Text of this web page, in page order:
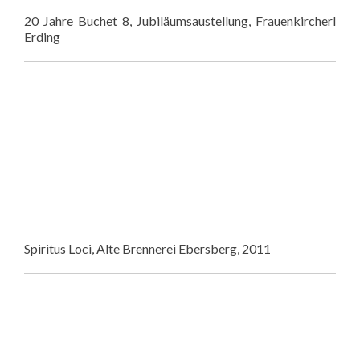
20 Jahre Buchet 8, Jubiläumsaustellung, Frauenkircherl
Erding
Spiritus Loci, Alte Brennerei Ebersberg, 2011